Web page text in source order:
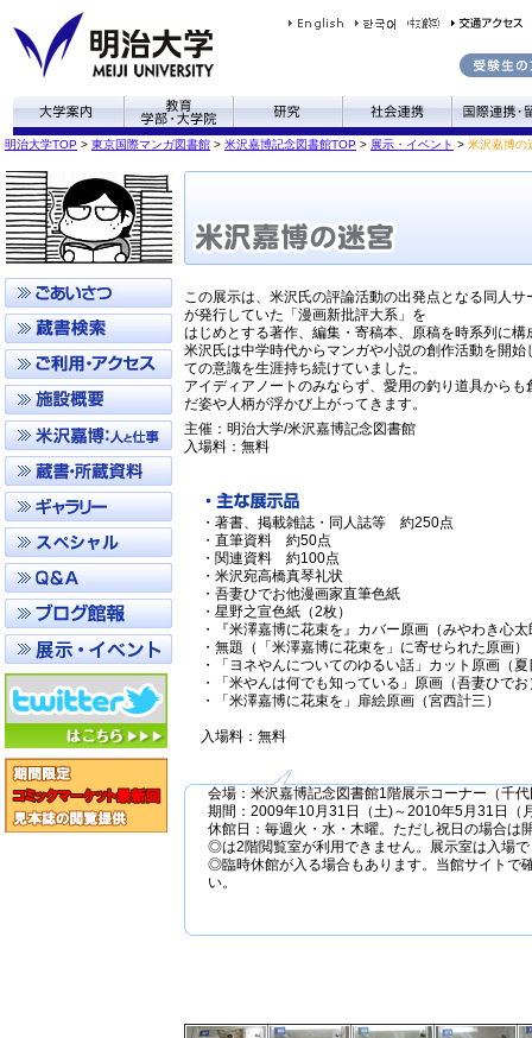
明治大学TOP > 東京国際マンガ図書館 > 米沢嘉博記念図書館TOP > 展示・イベント > 米沢嘉博の
この展示は、米沢氏の評論活動の出発点となる同人サ
が発行していた「漫画新批評大系」を
はじめとする著作、編集・寄稿本、原稿を時系列に構
米沢氏は中学時代からマンガや小説の創作活動を開始
ての意識を生涯持ち続けていました。
アイディアノートのみならず、愛用の釣り道具からも
だ姿や人柄が浮かび上がってきます。
主催：明治大学/米沢嘉博記念図書館
入場料：無料
・著書、掲載雑誌・同人誌等 約250点
・直筆資料 約50点
・関連資料 約100点
・米沢宛高橋真琴礼状
・吾妻ひでお他漫画家直筆色紙
・星野之宣色紙（2枚）
・『米澤嘉博に花束を』カバー原画（みやわき心太
・無題（「米澤嘉博に花束を」に寄せられた原画
・「ヨネやんについてのゆるい話」カット原画（
・「米やんは何でも知っている」原画（吾妻ひでお
・「米澤嘉博に花束を」扉絵原画（宮西計三）
入場料：無料
会場：米沢嘉博記念図書館1階展示コーナー（千
期間：2009年10月31日（土)～2010年5月31日
休館日：毎週火・水・木曜。ただし祝日の場合は
◎は2階閲覧室が利用できません。展示室は入場
◎臨時休館が入る場合もあります。当館サイトで
い。